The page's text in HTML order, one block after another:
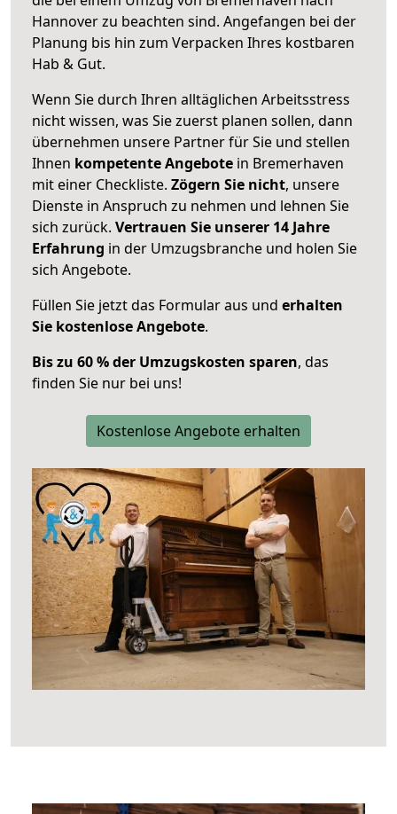
Hannover zu beachten sind. Angefangen bei der
Planung bis hin zum Verpacken Ihres kostbaren
Hab & Gut.
Wenn Sie durch Ihren alltäglichen Arbeitsstress
nicht wissen, was Sie zuerst planen sollen, dann
übernehmen unsere Partner für Sie und stellen
Ihnen kompetente Angebote in Bremerhaven
mit einer Checkliste. Zögern Sie nicht, unsere
Dienste in Anspruch zu nehmen und lehnen Sie
sich zurück. Vertrauen Sie unserer 14 Jahre
Erfahrung in der Umzugsbranche und holen Sie
sich Angebote.
Füllen Sie jetzt das Formular aus und erhalten
Sie kostenlose Angebote.
Bis zu 60 % der Umzugskosten sparen, das
finden Sie nur bei uns!
Kostenlose Angebote erhalten